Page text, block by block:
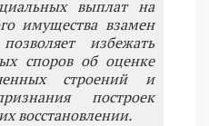
выплат на
имущества взамен
избежать
споров об оценке
строений и
построек
восстановлении.